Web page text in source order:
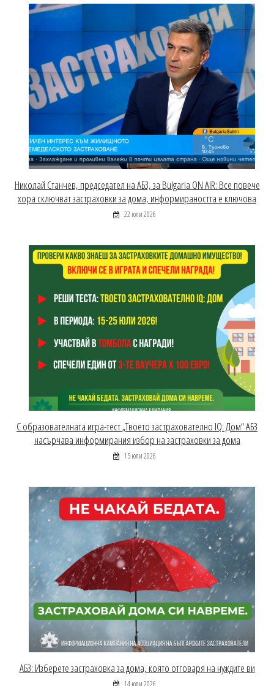
Николай Станчев, председател на АБЗ, за Bulgaria ON AIR: Все повече
хора сключват застраховки за дома, информираността е ключова
22 юли 2026
С образователната игра-тест „Твоето застрахователно IQ: Дом“ АБЗ
насърчава информирания избор на застраховки за дома
15 юли 2026
АБЗ: Изберете застраховка за дома, която отговаря на нуждите ви
14 юли 2026